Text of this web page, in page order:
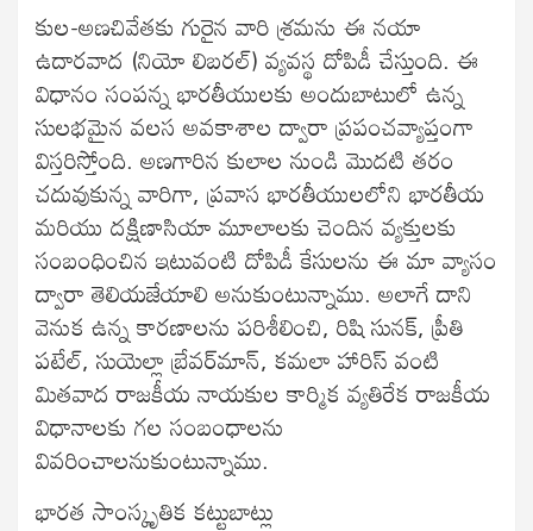
కుల-అణచివేతకు గురైన వారి శ్రమను ఈ నయా
ఉదారవాద (నియో లిబరల్) వ్యవస్థ దోపిడీ చేస్తుంది. ఈ
విధానం సంపన్న భారతీయులకు అందుబాటులో ఉన్న
సులభమైన వలస అవకాశాల ద్వారా ప్రపంచవ్యాప్తంగా
విస్తరిస్తోంది. అణగారిన కులాల నుండి మొదటి తరం
చదువుకున్న వారిగా, ప్రవాస భారతీయులలోని భారతీయ
మరియు దక్షిణాసియా మూలాలకు చెందిన వ్యక్తులకు
సంబంధించిన ఇటువంటి దోపిడీ కేసులను ఈ మా వ్యాసం
ద్వారా తెలియజేయాలి అనుకుంటున్నాము. అలాగే దాని
వెనుక ఉన్న కారణాలను పరిశీలించి, రిషి సునక్, ప్రీతి
పటేల్, సుయెల్లా బ్రేవర్‌మాన్, కమలా హారిస్ వంటి
మితవాద రాజకీయ నాయకుల కార్మిక వ్యతిరేక రాజకీయ
విధానాలకు గల సంబంధాలను
వివరించాలనుకుంటున్నాము.
భారత సాంస్కృతిక కట్టుబాట్లు